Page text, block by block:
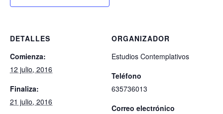
DETALLES
Comienza:
12 julio, 2016
Finaliza:
21 julio, 2016
ORGANIZADOR
Estudios Contemplativos
Teléfono
635736013
Correo electrónico